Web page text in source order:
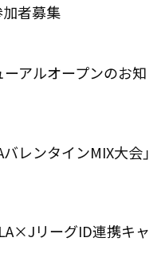
加者募集
アルオープンのお知
レンタインMIX大会」
リーグID連携キャ